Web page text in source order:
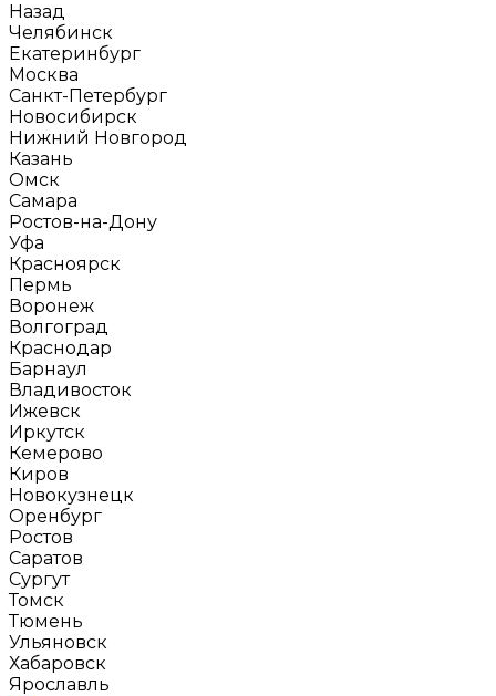
Назад
Челябинск
Екатеринбург
Москва
Санкт-Петербург
Новосибирск
Нижний Новгород
Казань
Омск
Самара
Ростов-на-Дону
Уфа
Красноярск
Пермь
Воронеж
Волгоград
Краснодар
Барнаул
Владивосток
Ижевск
Иркутск
Кемерово
Киров
Новокузнецк
Оренбург
Ростов
Саратов
Сургут
Томск
Тюмень
Ульяновск
Хабаровск
Ярославль